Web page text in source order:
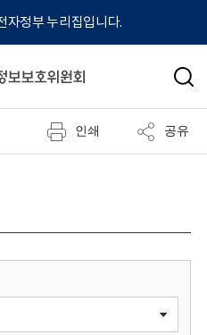
자정부 누리집입니다.
검
인쇄 공유